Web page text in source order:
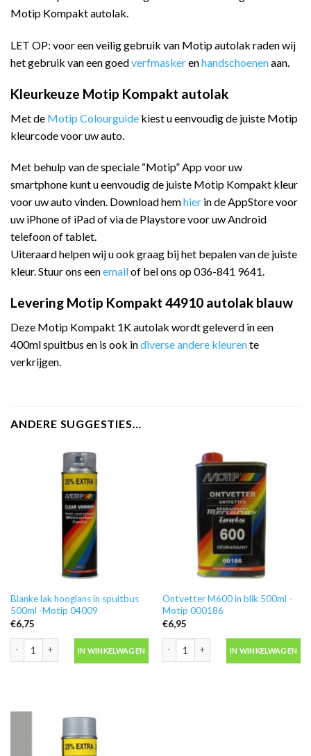
Motip Kompakt autolak.
LET OP: voor een veilig gebruik van Motip autolak raden wij
het gebruik van een goedverfmaskerenhandschoenenaan.
Kleurkeuze Motip Kompakt autolak
Met de Motip Colourguide kiest u eenvoudig de juiste Motip
kleurcode voor uw auto.
Met behulp van de speciale “Motip” App voor uw
smartphone kunt u eenvoudig de juiste Motip Kompakt kleur
voor uw auto vinden. Download hemhier in de AppStore voor
uw iPhone of iPad of via de Playstore voor uw Android
telefoon of tablet.
Uiteraard helpen wij u ook graag bij het bepalen van de juiste
kleur. Stuur ons eenemailof bel ons op 036-841 9641.
Levering Motip Kompakt 44910 autolak blauw
Deze Motip Kompakt 1K autolak wordt geleverd in een
400ml spuitbus en is ook indiverse andere kleurente
verkrijgen.
ANDERE SUGGESTIES…
Blanke lak hooglans in spuitbus
500ml -Motip 04009
€6,75
IN WINKELWAGEN
Ontvetter M600 in blik 500ml -
Motip 000186
€6,95
IN WINKELWAGEN